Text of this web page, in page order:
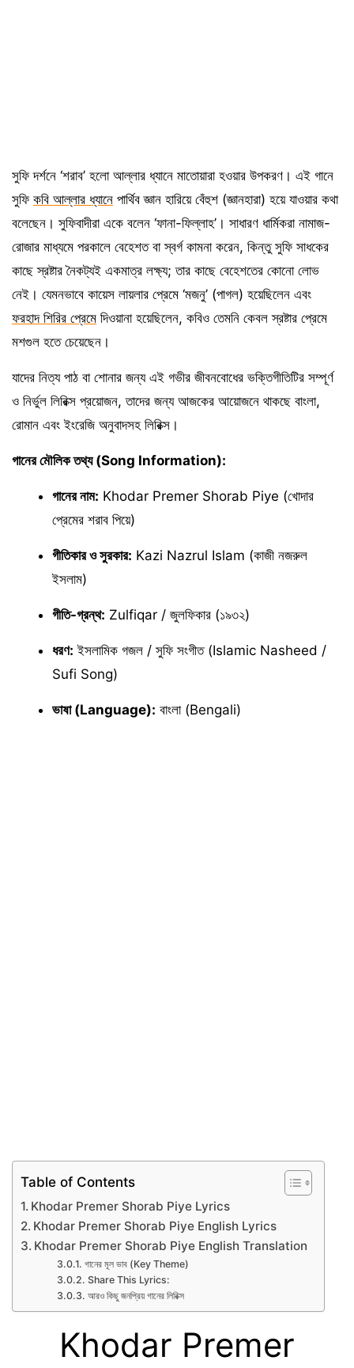
সুফি দর্শনে ‘শরাব’ হলো আল্লার ধ্যানে মাতোয়ারা হওয়ার উপকরণ। এই গানে
সুফি কবি আল্লার ধ্যানে পার্থিব জ্ঞান হারিয়ে বেঁহুশ (জ্ঞানহারা) হয়ে যাওয়ার কথা
বলেছেন। সুফিবাদীরা একে বলেন ‘ফানা-ফিল্লাহ’। সাধারণ ধার্মিকরা নামাজ-
রোজার মাধ্যমে পরকালে বেহেশত বা স্বর্গ কামনা করেন, কিন্তু সুফি সাধকের
কাছে স্রষ্টার নৈকট্যই একমাত্র লক্ষ্য; তার কাছে বেহেশতের কোনো লোভ
নেই। যেমনভাবে কায়েস লায়লার প্রেমে ‘মজনু’ (পাগল) হয়েছিলেন এবং
ফরহাদ শিরির প্রেমে দিওয়ানা হয়েছিলেন, কবিও তেমনি কেবল স্রষ্টার প্রেমে
মশগুল হতে চেয়েছেন।
যাদের নিত্য পাঠ বা শোনার জন্য এই গভীর জীবনবোধের ভক্তিগীতিটির সম্পূর্ণ
ও নির্ভুল লিরিক্স প্রয়োজন, তাদের জন্য আজকের আয়োজনে থাকছে বাংলা,
রোমান এবং ইংরেজি অনুবাদসহ লিরিক্স।
গানের মৌলিক তথ্য (Song Information):
গানের নাম: Khodar Premer Shorab Piye (খোদার
প্রেমের শরাব পিয়ে)
গীতিকার ও সুরকার: Kazi Nazrul Islam (কাজী নজরুল
ইসলাম)
গীতি-গ্রন্থ: Zulfiqar / জুলফিকার (১৯৩২)
ধরণ: ইসলামিক গজল / সুফি সংগীত (Islamic Nasheed /
Sufi Song)
ভাষা (Language): বাংলা (Bengali)
Table of Contents
Khodar Premer Shorab Piye Lyrics
Khodar Premer Shorab Piye English Lyrics
Khodar Premer Shorab Piye English Translation
গানের মূল ভাব (Key Theme)
Share This Lyrics:
আরও কিছু জনপ্রিয় গানের লিরিক্স
Khodar Premer